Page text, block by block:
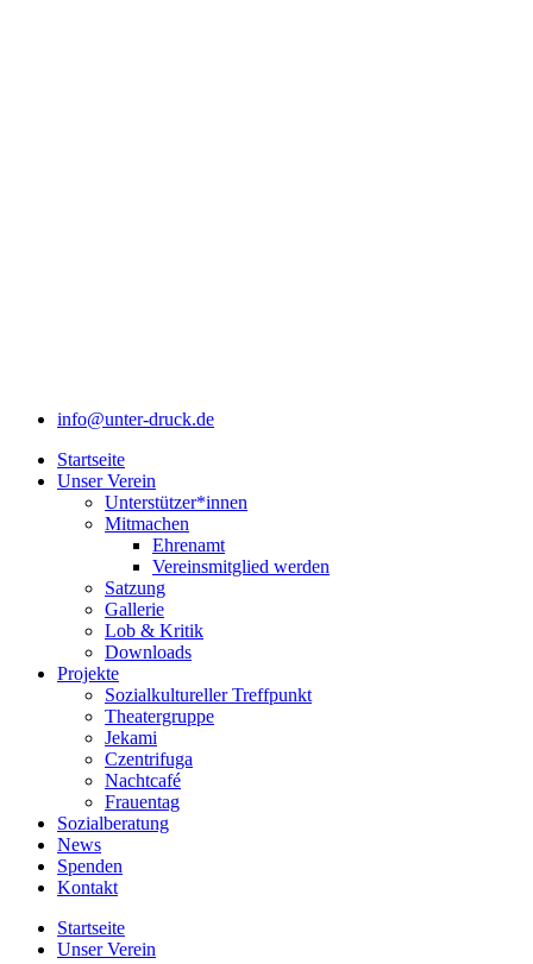
info@unter-druck.de
Startseite
Unser Verein
Unterstützer*innen
Mitmachen
Ehrenamt
Vereinsmitglied werden
Satzung
Gallerie
Lob & Kritik
Downloads
Projekte
Sozialkultureller Treffpunkt
Theatergruppe
Jekami
Czentrifuga
Nachtcafé
Frauentag
Sozialberatung
News
Spenden
Kontakt
Startseite
Unser Verein